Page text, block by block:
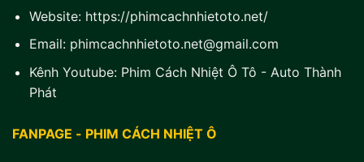
Website: https://phimcachnhietoto.net/
Email: phimcachnhietoto.net@gmail.com
Kênh Youtube: Phim Cách Nhiệt Ô Tô - Auto Thành
Phát
FANPAGE - PHIM CÁCH NHIỆT Ô